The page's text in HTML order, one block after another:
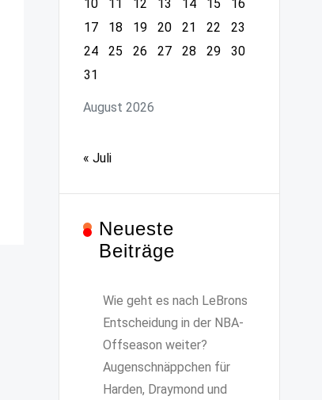
August 2026
10
11 12 13 14 15
16
17
18 19 20 21 22
23
24
25 26 27 28 29
30
31
« Juli
Neueste
Beiträge
Wie geht es nach LeBrons
Entscheidung in der NBA-
Offseason weiter?
Augenschnäppchen für
Harden, Draymond und